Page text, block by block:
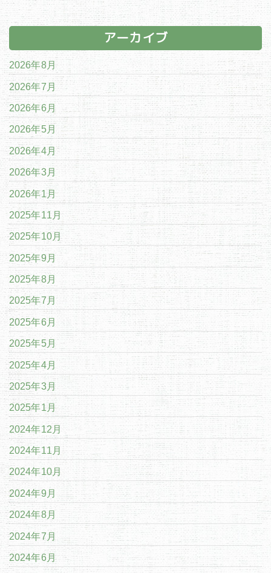
アーカイブ
2026年8月
2026年7月
2026年6月
2026年5月
2026年4月
2026年3月
2026年1月
2025年11月
2025年10月
2025年9月
2025年8月
2025年7月
2025年6月
2025年5月
2025年4月
2025年3月
2025年1月
2024年12月
2024年11月
2024年10月
2024年9月
2024年8月
2024年7月
2024年6月